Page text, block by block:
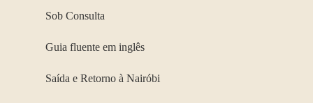
Sob Consulta
Guia fluente em inglês
Saída e Retorno à Nairóbi